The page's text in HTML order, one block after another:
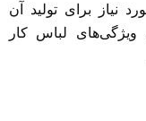
نیاز برای تولید آن
ویژگی‌های لباس کار